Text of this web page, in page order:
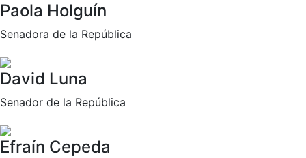
Paola Holguín
Senadora de la República
David Luna
Senador de la República
Efraín Cepeda